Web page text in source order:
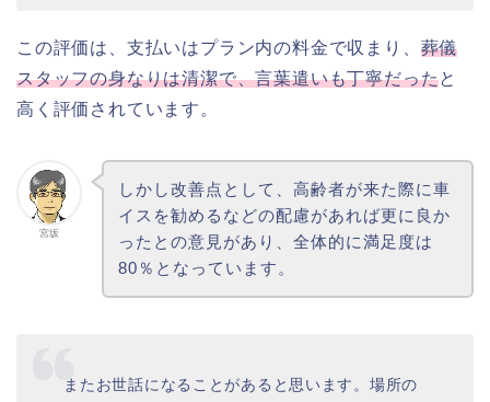
この評価は、支払いはプラン内の料金で収まり、 葬儀
スタッフの身なりは清潔で、言葉遣いも丁寧だったと
高く評価されています。
宮坂
しかし改善点として、高齢者が来た際に車
イスを勧めるなどの配慮があれば更に良か
ったとの意見があり、全体的に満足度は
80％となっています。
またお世話になることがあると思います。場所の